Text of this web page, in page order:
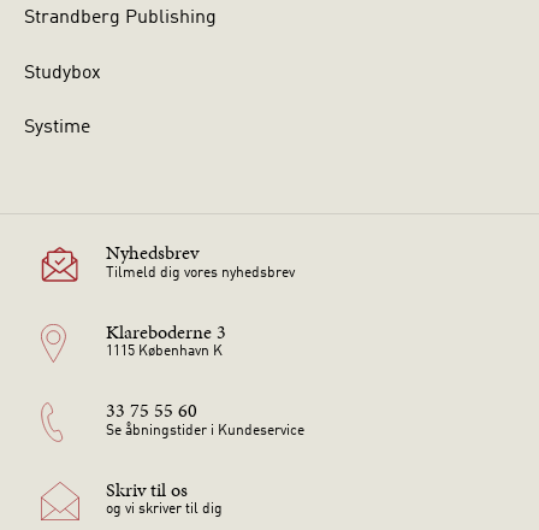
Strandberg Publishing
Studybox
Systime
Nyhedsbrev
Tilmeld dig vores nyhedsbrev
Klareboderne 3
1115 København K
33 75 55 60
Se åbningstider i Kundeservice
Skriv til os
og vi skriver til dig